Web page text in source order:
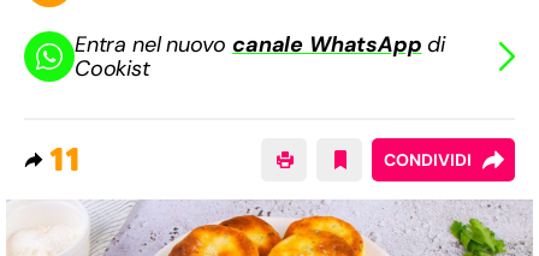
Entra nel nuovocanale WhatsApp di
Cookist
11 CONDIVIDI